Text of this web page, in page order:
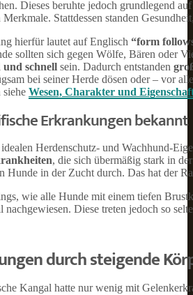
Dieses beruhte jedoch grundlegend
Merkmale. Stattdessen standen
hierfür lautet auf Englisch “form
sollten sich gegen Wölfe, Bären oder
und schnell sein. Dadurch entstanden
bei seiner Herde dösen oder – vor
siehe Wesen, Charakter und
Erkrankungen bekannt
Herdenschutz- und Wachhund-
, die sich übermäßig stark in
Hunde in der Zucht durch. Das hat der
wie alle Hunde mit einem tiefen
Diese treten jedoch so
durch steigende
Kangal hatte nur wenig mit